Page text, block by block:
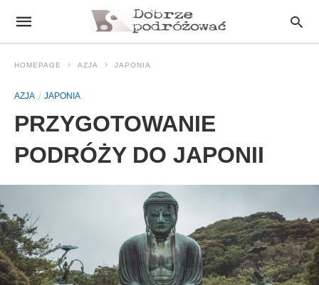
HOMEPAGE AZJA JAPONIA
AZJA JAPONIA
PRZYGOTOWANIE
PODRÓŻY DO JAPONII